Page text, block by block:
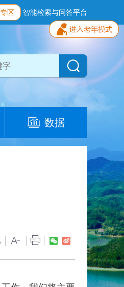
区 智能检索与问答平台
数据